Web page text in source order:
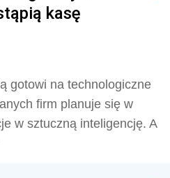
kasę
gotowi na technologiczne
firm planuje się w
w sztuczną inteligencję. A